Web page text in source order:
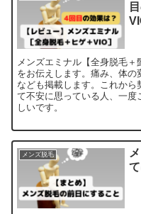
メンズエミナル【全身脱毛
をお伝えします。痛み、体の
なども掲載します。これか
て不安に思っている人、一
しいです。
メンズ脱毛